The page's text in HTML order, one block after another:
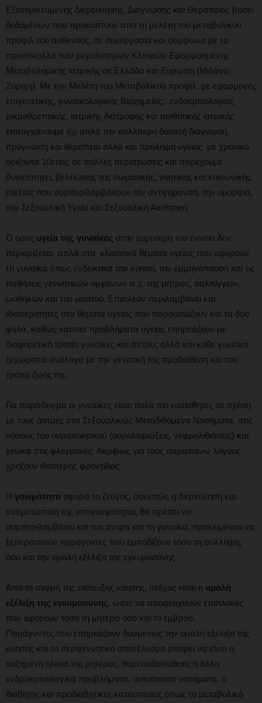
Εξατομικευμένης Διερεύνησης, Διάγνωσης και Θεραπείας βάσει
δεδομένων που προκύπτουν από τη μελέτη του μεταβολικού
προφίλ του ασθενούς, σε συνεργασία και σύμφωνα με τα
πρωτόκολλα των μεγαλύτερων Κλινικών Εφαρμοσμένης
Μεταβολομικής Ιατρικής σε Ελλάδα και Ευρώπη (Μιλάνο,
Ζυρίχη). Με την Μελέτη του Μεταβολικού προφίλ, με εφαρμογές
επιγενετικής, γυναικολογικής Βιοχημείας, ενδοκρινολογίας
μικροθρεπτικής, ιατρικής διατροφής και αισθητικής ιατρικής
επιτυγχάνουμε όχι απλά την καλλίτερη δυνατή διάγνωση,
πρόγνωση και θεραπεία αλλά και πρόληψη υγείας με χρονικό
ορίζοντα 10ετίας σε πολλές περιπτώσεις και παρέχουμε
δυνατότητες βελτίωσης της σωματικής, νοητικής και κοινωνικής
ευεξίας που συμπεριλαμβάνουν την αντιγήρανση, την ομορφιά,
την Σεξουαλική Υγεία και Σεξουαλική Αισθητική
Ο όρος υγεία της γυναίκας στην ευρύτερη του έννοια δεν
περιορίζεται απλά στα κλασσικά θέματα υγείας που αφορούν
τη γυναίκα όπως ενδεικτικά την κύηση, την εμμηνόπαυση και τις
παθήσεις γεννητικών οργάνων π.χ. της μήτρας, σαλπίγγων,
ωοθηκών και του μαστού. Επιπλέον περιλαμβάνει και
ιδιαιτερότητες στα θέματα υγείας που παρουσιάζουν και τα δυο
φύλα, καθώς κάποια προβλήματα υγείας επηρεάζουν με
διαφορετικό τρόπο γυναίκες και άντρες αλλά και κάθε γυναίκα
ξεχωριστά ανάλογα με την γενετική της προδιάθεση και τον
τρόπο ζωής της.
Για παράδειγμα οι γυναίκες είναι πολύ πιο ευαίσθητες σε σχέση
με τους άντρες στα Σεξουαλικώς Μεταδιδόμενα Νοσήματα, στις
νόσους του ουροποιητικού (ουρολοιμώξεις, νεφρολιθιάσεις) και
γενικά στις φλεγμονές. Ακριβώς για τους παραπάνω λόγους
χρήζουν ιδιαίτερης φροντίδας.
Η γονιμότητα αφορά το ζεύγος, συνεπώς η διερεύνηση και
αντιμετώπιση της υπογονιμότητας θα πρέπει να
συμπεριλαμβάνει και τον άντρα και τη γυναίκα, προκειμένου να
ξεπεραστούν παράγοντες που εμποδίζουν τόσο τη σύλληψη,
όσο και την ομαλή εξέλιξη της εγκυμοσύνης.
Από τη στιγμή της επίτευξης κύησης, στόχος είναι η ομαλή
εξέλιξη της εγκυμοσύνης , ώστε να αποφευχθούν επιπλοκές
που αφορούν τόσο τη μητέρα όσο και το έμβρυο.
Παράγοντες που επηρεάζουν δυσμενώς την ομαλή εξέλιξη της
κύησης και το περιγεννητικό αποτέλεσμα μπορεί να είναι η
αυξημένη ηλικία της μητέρας, θυρεοειδοπάθειες ή άλλα
ενδροκρινολογικά προβλήματα, αυτοάνοσα νοσήματα, ο
διαβήτης και προδιαβητικές καταστάσεις όπως το μεταβολικό